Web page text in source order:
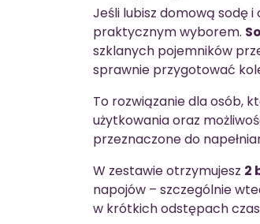
Jeśli lubisz domową sodę
praktycznym wyborem.
szklanych pojemników
sprawnie przygotować
To rozwiązanie dla osób,
użytkowania oraz
przeznaczone do
W zestawie otrzymujesz 2
napojów – szczególnie
w krótkich odstępach